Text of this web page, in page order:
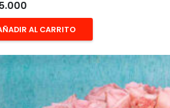
AL CARRITO